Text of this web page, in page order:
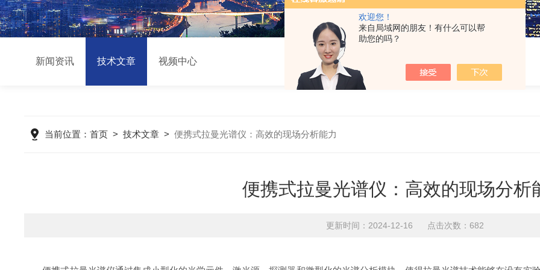
欢迎您！
来自局域网的朋友！有什么可以帮
助您的吗？
新闻资讯 技术文章 视频中心
当前位置：首页 >技术文章 >便携式拉曼光谱仪：高效的现场分析能力
便携式拉曼光谱仪：高效的现场分析
更新时间：2024-12-16 点击次数：682